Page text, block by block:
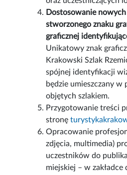
Dostosowanie
stworzonego znaku
graficznej
Unikatowy znak
Krakowski Szlak
spójnej identyfikacji
będzie umieszczany w
objętych szlakiem.
Przygotowanie treści
stronę
Opracowanie
zdjęcia, multimedia)
uczestników do
miejskiej – w